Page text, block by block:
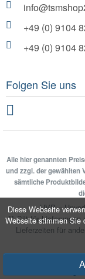
Diese Webseite
Webseite stimmen Sie
+49 (0) 9104
+49 (0) 9104
Folgen Sie uns
Alle hier genannten
und zzgl. der gewählten
sämtliche
UVP =
** Gilt für Lieferungen
Lieferzeiten für